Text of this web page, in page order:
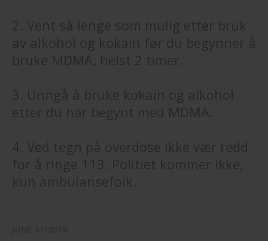
2. Vent så lenge som mulig etter bruk
av alkohol og kokain før du begynner å
bruke MDMA. helst 2 timer.
3. Unngå å bruke kokain og alkohol
etter du har begynt med MDMA.
4. Ved tegn på overdose ikke vær redd
for å ringe 113. Politiet kommer ikke,
kun ambulansefolk.